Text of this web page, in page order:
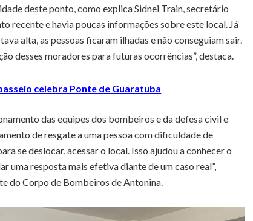
deste ponto, como explica Sidnei Train, secretário
recente e havia poucas informações sobre este local. Já
alta, as pessoas ficaram ilhadas e não conseguiam sair.
desses moradores para futuras ocorrências”, destaca.
celebra Ponte de Guaratuba
das equipes dos bombeiros e da defesa civil e
de resgate a uma pessoa com dificuldade de
se deslocar, acessar o local. Isso ajudou a conhecer o
uma resposta mais efetiva diante de um caso real”,
do Corpo de Bombeiros de Antonina.